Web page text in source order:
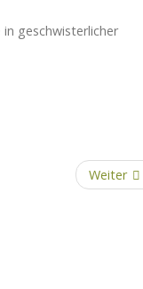
geschwisterlicher
Weiter